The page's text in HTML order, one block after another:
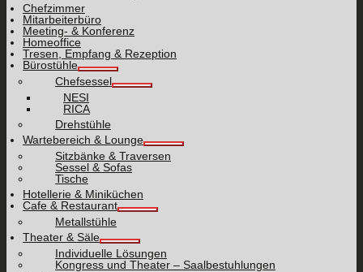
Chefzimmer
Mitarbeiterbüro
Meeting- & Konferenz
Homeoffice
Tresen, Empfang & Rezeption
Bürostühle
Chefsessel
NESI
RICA
Drehstühle
Wartebereich & Lounge
Sitzbänke & Traversen
Sessel & Sofas
Tische
Hotellerie & Miniküchen
Cafe & Restaurant
Metallstühle
Theater & Säle
Individuelle Lösungen
Kongress und Theater – Saalbestuhlungen